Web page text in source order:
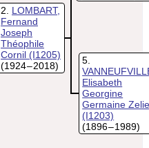
2
LOMBART,
Fernand
Joseph
Théophile
Cornil (I1205)
(1924 – 2018)
5
Elisabeth
Georgine
Germaine
(I1203)
(1896 – 1989)